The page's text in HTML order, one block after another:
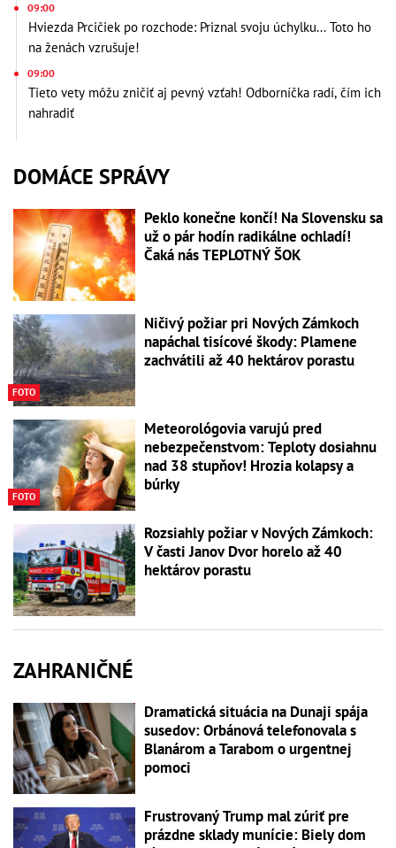
09:00
Hviezda Prcičiek po rozchode: Priznal svoju úchylku... Toto ho
na ženách vzrušuje!
09:00
Tieto vety môžu zničiť aj pevný vzťah! Odborníčka radí, čím ich
nahradiť
DOMÁCE SPRÁVY
Peklo konečne končí! Na Slovensku sa
už o pár hodín radikálne ochladí!
Čaká nás TEPLOTNÝ ŠOK
FOTO
Ničivý požiar pri Nových Zámkoch
napáchal tisícové škody: Plamene
zachvátili až 40 hektárov porastu
FOTO
Meteorológovia varujú pred
nebezpečenstvom: Teploty dosiahnu
nad 38 stupňov! Hrozia kolapsy a
búrky
Rozsiahly požiar v Nových Zámkoch:
V časti Janov Dvor horelo až 40
hektárov porastu
ZAHRANIČNÉ
Dramatická situácia na Dunaji spája
susedov: Orbánová telefonovala s
Blanárom a Tarabom o urgentnej
pomoci
Frustrovaný Trump mal zúriť pre
prázdne sklady munície: Biely dom